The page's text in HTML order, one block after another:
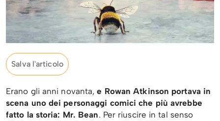
Salva l'articolo
Erano gli anni novanta,e Rowan Atkinson portava in
scena uno dei personaggi comici che più avrebbe
fatto la storia: Mr. Bean. Per riuscire in tal senso